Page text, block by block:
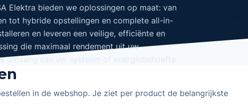
Elektra bieden we oplossingen op maat: van
tot hybride opstellingen en complete all-in-
en leveren een veilige, efficiënte en
die maximaal rendement uit uw
omvang van uw systeem of energiebehoefte.
in de webshop. Je ziet per product de belangrijkste